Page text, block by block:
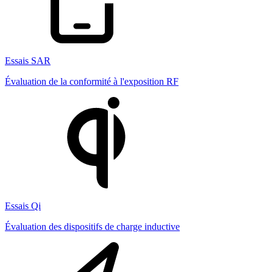
Essais SAR
Évaluation de la conformité à l'exposition RF
Essais Qi
Évaluation des dispositifs de charge inductive